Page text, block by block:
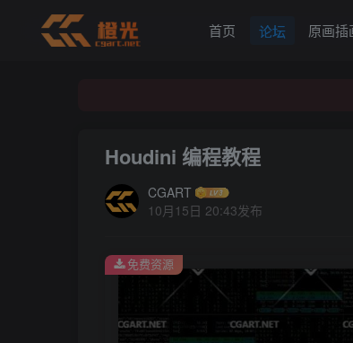
首页 论坛 原画插
Houdini 编程教程
CGART
10月15日 20:43发布
免费资源